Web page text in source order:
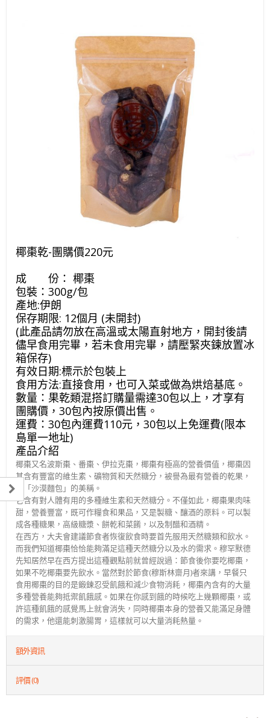
椰棗乾-團購價220元
成 份： 椰棗
包裝：300g/包
產地:伊朗
保存期限: 12個月 (未開封)
(此產品請勿放在高溫或太陽直射地方，開封後請
儘早食用完畢， 若未食用完畢，請壓緊夾鍊放置冰
箱保存)
有效日期:標示於包裝上
食用方法:直接食用，也可入菜或做為烘焙基底。
數量：果乾類混搭訂購量需達30包以上，才享有
團購價，30包內按原價出售。
運費：30包內運費110元，30包以上免運費(限本
島單一地址)
產品介紹
椰棗又名波斯棗、番棗、伊拉克棗，椰棗有極高的營養價值，椰棗因
其含有豐富的維生素、礦物質和天然糖分，被譽為最有營養的乾果，
有「沙漠麵包」的美稱。
它含有對人體有用的多種維生素和天然糖分。不僅如此，椰棗果肉味
甜，營養豐富，既可作糧食和果品，又是製糖、釀酒的原料。可以製
成各種糖果，高級糖漿、餅乾和菜餚，以及制醋和酒精。
在西方，大夫會建議節食者恢復飲食時要首先服用天然糖類和飲水。
而我們知道椰棗恰恰能夠滿足這種天然糖分以及水的需求。穆罕默德
先知居然早在西方提出這種觀點前就曾經說過：節食後你要吃椰棗，
如果不吃椰棗要先飲水。當然對於節食(穆斯林齋月)者來講，早餐只
食用椰棗的目的是鍛鍊忍受飢餓和減少食物消耗，椰棗內含有的大量
多種營養能夠抵禦飢餓感。如果在你感到餓的時候吃上幾顆椰棗，或
許這種飢餓的感覺馬上就會消失，同時椰棗本身的營養又能滿足身體
的需求，他還能刺激腸胃，這樣就可以大量消耗熱量。
額外資訊
評價 (0)